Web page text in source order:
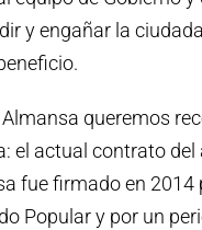
y engañar la
Almansa queremos
el actual contrato
fue firmado en 2014
Popular y por un